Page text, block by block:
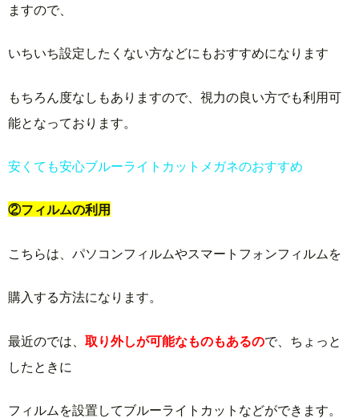
ますので、
いちいち設定したくない方などにもおすすめになります
もちろん度なしもありますので、視力の良い方でも利用可
能となっております。
安くても安心ブルーライトカットメガネのおすすめ
②フィルムの利用
こちらは、パソコンフィルムやスマートフォンフィルムを
購入する方法になります。
最近のでは、 取り外しが可能なものもあるので、ちょっと
したときに
フィルムを設置してブルーライトカットなどができます。